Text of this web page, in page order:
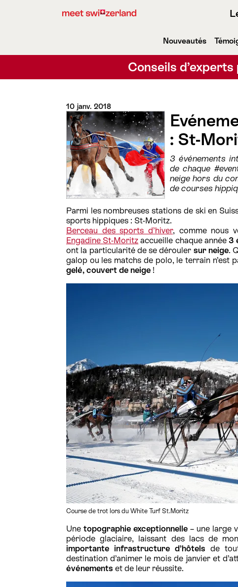
Nouveautés
Conseils
10 janv. 2018
: St-
3 événements
de chaque
neige hors du
de courses
Parmi les nombreuses stations de ski en
sports hippiques : St-Moritz.
Berceau des sports d’hiver, comme nous
Engadine St-Moritz accueille chaque année 3
ont la particularité de se dérouler sur neige.
galop ou les matchs de polo, le terrain n’est
gelé, couvert de neige !
Course de trot lors du White Turf St.Moritz
Une topographie exceptionnelle – une large
période glaciaire, laissant des lacs de
importante infrastructure d’hôtels de
destination d’animer le mois de janvier et
événements et de leur réussite.